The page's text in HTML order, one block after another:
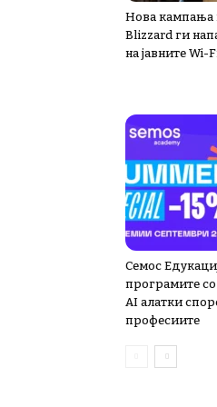
Нова кампања
Blizzard ги
на јавните
Семос
програмите со
AI алатки
професиите